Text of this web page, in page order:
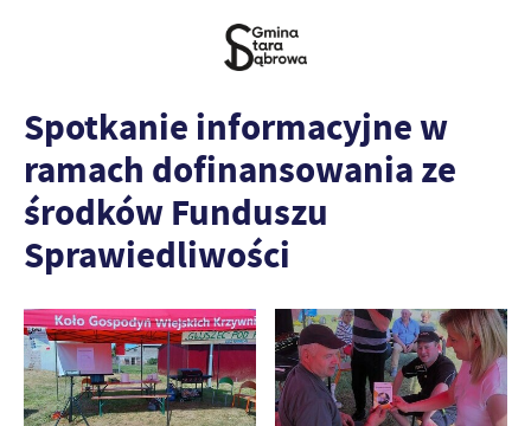
Spotkanie informacyjne w
ramach dofinansowania ze
środków Funduszu
Sprawiedliwości